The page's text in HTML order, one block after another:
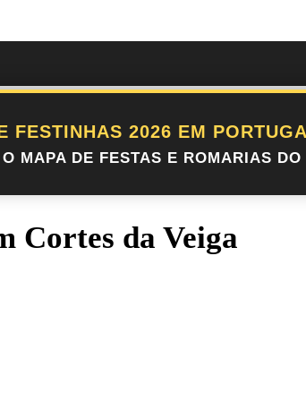
FESTINHAS 2026 EM
MAPA DE FESTAS E ROMARIAS DO
Cortes da Veiga